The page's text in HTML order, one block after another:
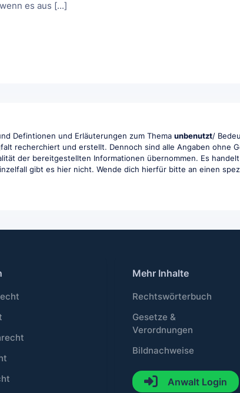
es aus [...]
Defintionen und Erläuterungen zum Themaunbenutzt/
recherchiert und erstellt. Dennoch sind alle Angaben ohne
der bereitgestellten Informationen übernommen. Es
gibt es hier nicht. Wende dich hierfür bitte an einen
Mehr Inhalte
Rechtswörterbuch
Gesetze &
Verordnungen
Bildnachweise
Anwalt Login